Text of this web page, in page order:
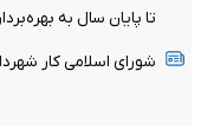
تا پایان سال به
شورای اسلامی کار